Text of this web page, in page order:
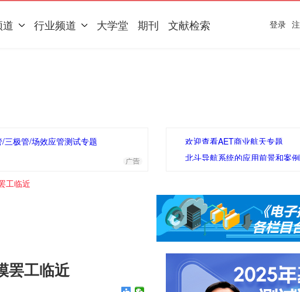
行业频道 大学堂 期刊 文献检索 登录
三极管/场效应管测试专题
欢迎查看AET商业航天专题
北斗导航系统的应用前景和案
工临近
罢工临近